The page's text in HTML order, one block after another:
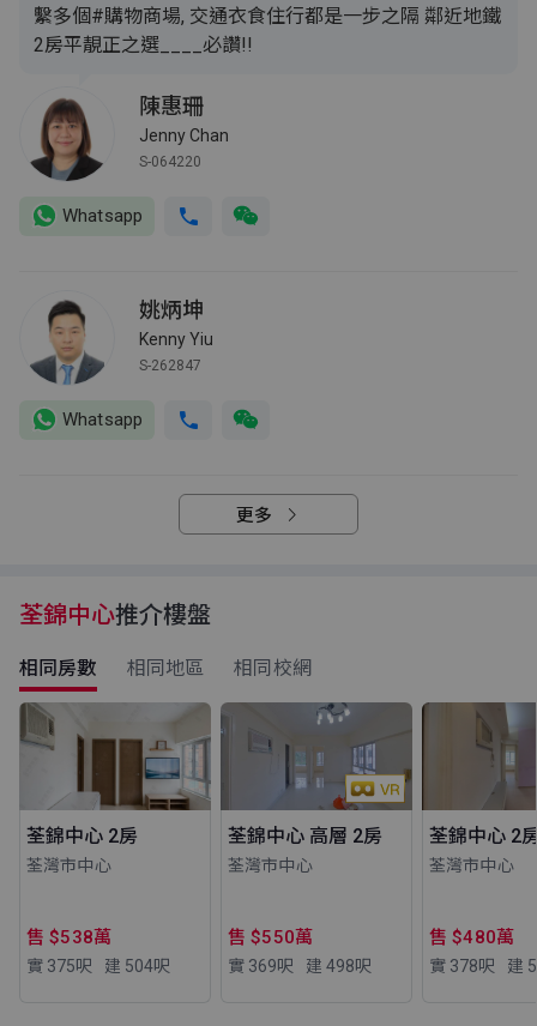
繫多個#購物商場, 交通衣食住行都是一步之隔 鄰近地鐵
2房平靚正之選____必讚!!
陳惠珊
Jenny Chan
S-064220
Whatsapp
姚炳坤
Kenny Yiu
S-262847
Whatsapp
更多
荃錦中心推介樓盤
相同房數 相同地區 相同校網
荃錦中心 2房
荃灣市中心
售 $538萬
實 375呎 建 504呎
荃錦中心 高層 2房
荃灣市中心
售 $550萬
實 369呎 建 498呎
荃錦中心 2
荃灣市中心
售 $480萬
實 378呎 建